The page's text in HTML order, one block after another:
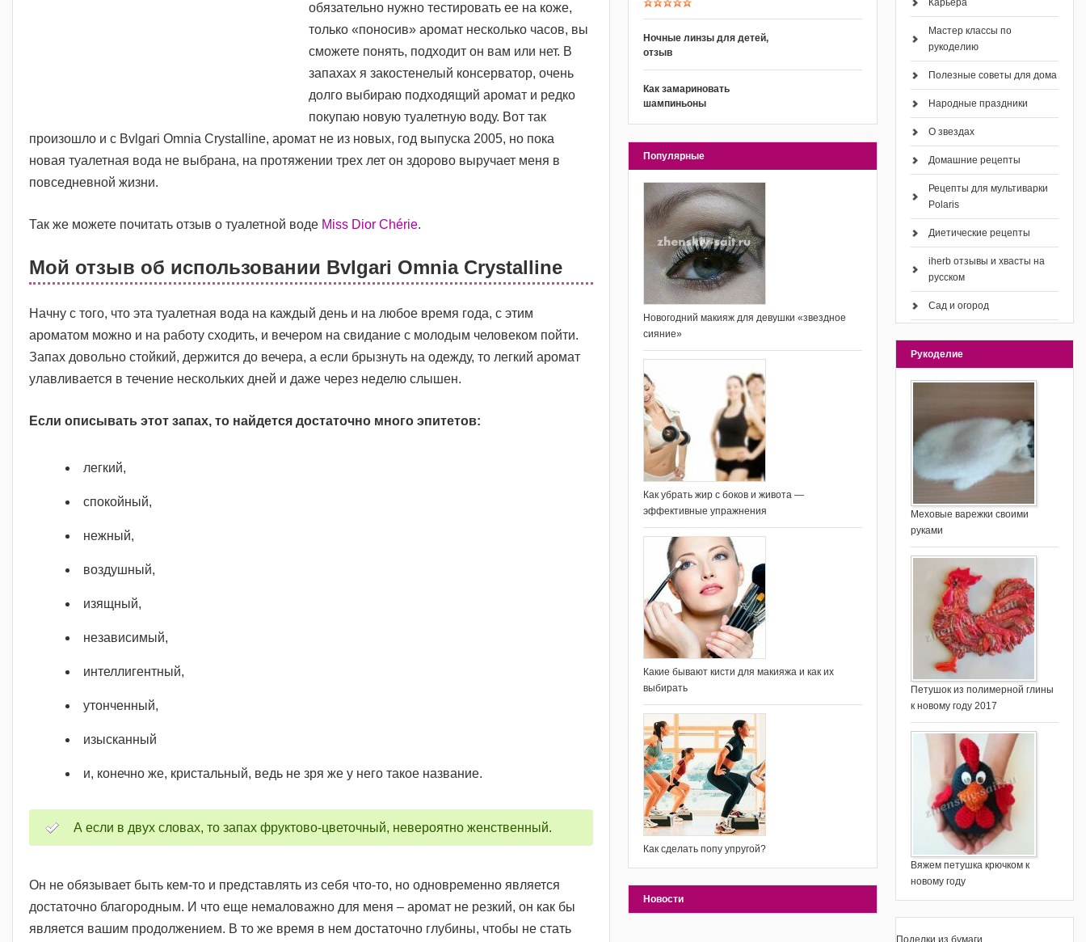
Карьера
Мастер классы по
рукоделию
Полезные советы для дома
Народные праздники
О звездах
Домашние рецепты
Рецепты для мультиварки
Polaris
Диетические рецепты
iherb отзывы и хвасты на
русском
Сад и огород
Рукоделие
Меховые варежки своими
руками
Петушок из полимерной глины
к новому году 2017
Вяжем петушка крючком к
новому году
Поделки из бумаги
Ночные линзы для детей,
отзыв
Как замариновать
шампиньоны
Популярные
Новогодний макияж для девушки «звездное
сияние»
Как убрать жир с боков и живота —
эффективные упражнения
Какие бывают кисти для макияжа и как их
выбирать
Как сделать попу упругой?
Новости
обязательно нужно тестировать ее на коже,
только «поносив» аромат несколько часов, вы
сможете понять, подходит он вам или нет. В
запахах я закостенелый консерватор, очень
долго выбираю подходящий аромат и редко
покупаю новую туалетную воду. Вот так
произошло и с Bvlgari Omnia Crystalline, аромат не из новых, год выпуска 2005, но пока
новая туалетная вода не выбрана, на протяжении трех лет он здорово выручает меня в
повседневной жизни.
Так же можете почитать отзыв о туалетной воде Miss Dior Chérie.
Мой отзыв об использовании Bvlgari Omnia Crystalline
Начну с того, что эта туалетная вода на каждый день и на любое время года, с этим
ароматом можно и на работу сходить, и вечером на свидание с молодым человеком пойти.
Запах довольно стойкий, держится до вечера, а если брызнуть на одежду, то легкий аромат
улавливается в течение нескольких дней и даже через неделю слышен.
Если описывать этот запах, то найдется достаточно много эпитетов:
легкий,
спокойный,
нежный,
воздушный,
изящный,
независимый,
интеллигентный,
утонченный,
изысканный
и, конечно же, кристальный, ведь не зря же у него такое название.
А если в двух словах, то запах фруктово-цветочный, невероятно женственный.
Он не обязывает быть кем-то и представлять из себя что-то, но одновременно является
достаточно благородным. И что еще немаловажно для меня – аромат не резкий, он как бы
является вашим продолжением. В то же время в нем достаточно глубины, чтобы не стать